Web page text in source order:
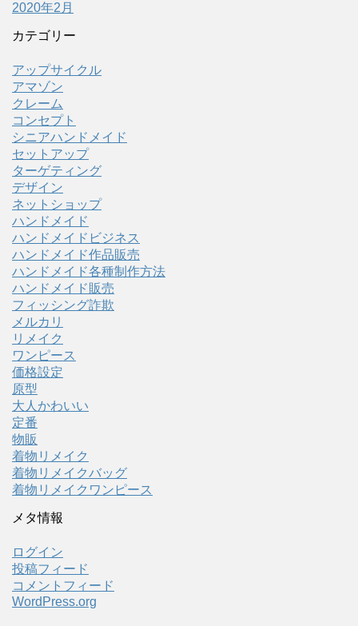
2020年2月
カテゴリー
アップサイクル
アマゾン
クレーム
コンセプト
シニアハンドメイド
セットアップ
ターゲティング
デザイン
ネットショップ
ハンドメイド
ハンドメイドビジネス
ハンドメイド作品販売
ハンドメイド各種制作方法
ハンドメイド販売
フィッシング詐欺
メルカリ
リメイク
ワンピース
価格設定
原型
大人かわいい
定番
物販
着物リメイク
着物リメイクバッグ
着物リメイクワンピース
メタ情報
ログイン
投稿フィード
コメントフィード
WordPress.org